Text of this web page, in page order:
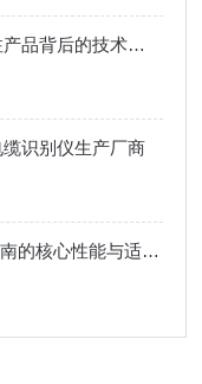
无线高压核相器哪个厂家好：关注产品背后的技术支撑与服务
识别仪生产厂商
ct参数分析仪什么品牌好？选购指南的核心性能与适用场景分析